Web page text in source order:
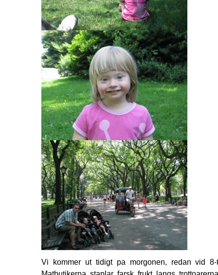
Vi kommer ut tidigt pa morgonen, redan vid